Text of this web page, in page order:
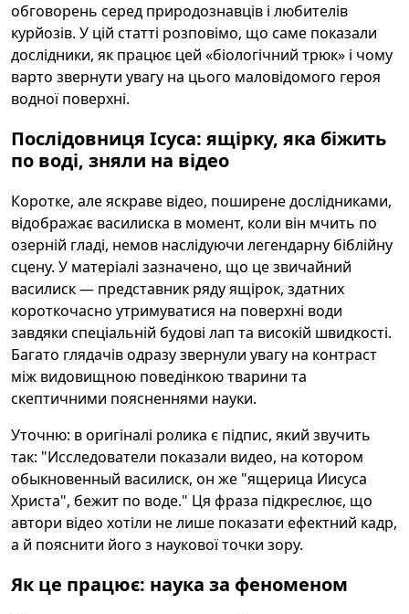
обговорень серед природознавців і любителів
курйозів. У цій статті розповімо, що саме показали
дослідники, як працює цей «біологічний трюк» і чому
варто звернути увагу на цього маловідомого героя
водної поверхні.
Послідовниця Ісуса: ящірку, яка біжить
по воді, зняли на відео
Коротке, але яскраве відео, поширене дослідниками,
відображає василиска в момент, коли він мчить по
озерній гладі, немов наслідуючи легендарну біблійну
сцену. У матеріалі зазначено, що це звичайний
василиск — представник ряду ящірок, здатних
короткочасно утримуватися на поверхні води
завдяки спеціальній будові лап та високій швидкості.
Багато глядачів одразу звернули увагу на контраст
між видовищною поведінкою тварини та
скептичними поясненнями науки.
Уточню: в оригіналі ролика є підпис, який звучить
так: "Исследователи показали видео, на котором
обыкновенный василиск, он же "ящерица Иисуса
Христа", бежит по воде." Ця фраза підкреслює, що
автори відео хотіли не лише показати ефектний кадр,
а й пояснити його з наукової точки зору.
Як це працює: наука за феноменом